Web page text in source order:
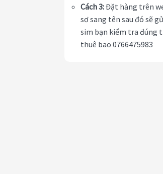
Cách 3:Đặt hàng trên
sơ sang tên sau đó sẽ
sim bạn kiểm tra đúng
thuê bao 0766475983